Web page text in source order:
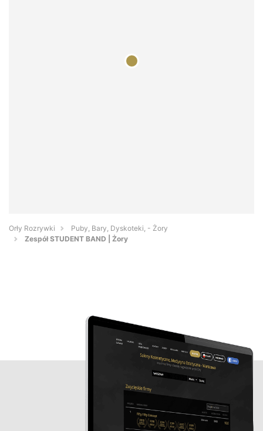
Orły Rozrywki
Puby, Bary, Dyskoteki, - Żory
Zespół STUDENT BAND | Żory